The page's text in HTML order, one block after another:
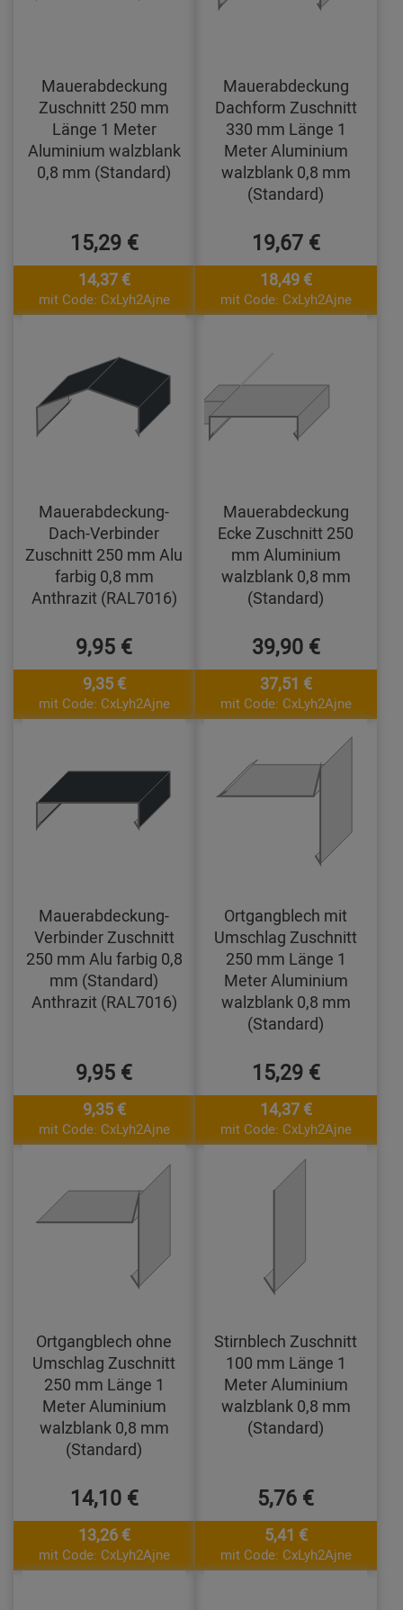
Mauerabdeckung
Zuschnitt 250 mm
Länge 1 Meter
Aluminium walzblank
0,8 mm (Standard)
15,29 €
14,37 €
mit Code: CxLyh2Ajne
Mauerabdeckung
Dachform Zuschnitt
330 mm Länge 1
Meter Aluminium
walzblank 0,8 mm
(Standard)
19,67 €
18,49 €
mit Code: CxLyh2Ajne
Mauerabdeckung-
Dach-Verbinder
Zuschnitt 250 mm Alu
farbig 0,8 mm
Anthrazit (RAL7016)
9,95 €
9,35 €
mit Code: CxLyh2Ajne
Mauerabdeckung
Ecke Zuschnitt 250
mm Aluminium
walzblank 0,8 mm
(Standard)
39,90 €
37,51 €
mit Code: CxLyh2Ajne
Mauerabdeckung-
Verbinder Zuschnitt
250 mm Alu farbig 0,8
mm (Standard)
Anthrazit (RAL7016)
9,95 €
9,35 €
mit Code: CxLyh2Ajne
Ortgangblech mit
Umschlag Zuschnitt
250 mm Länge 1
Meter Aluminium
walzblank 0,8 mm
(Standard)
15,29 €
14,37 €
mit Code: CxLyh2Ajne
Ortgangblech ohne
Umschlag Zuschnitt
250 mm Länge 1
Meter Aluminium
walzblank 0,8 mm
(Standard)
14,10 €
13,26 €
mit Code: CxLyh2Ajne
Stirnblech Zuschnitt
100 mm Länge 1
Meter Aluminium
walzblank 0,8 mm
(Standard)
5,76 €
5,41 €
mit Code: CxLyh2Ajne